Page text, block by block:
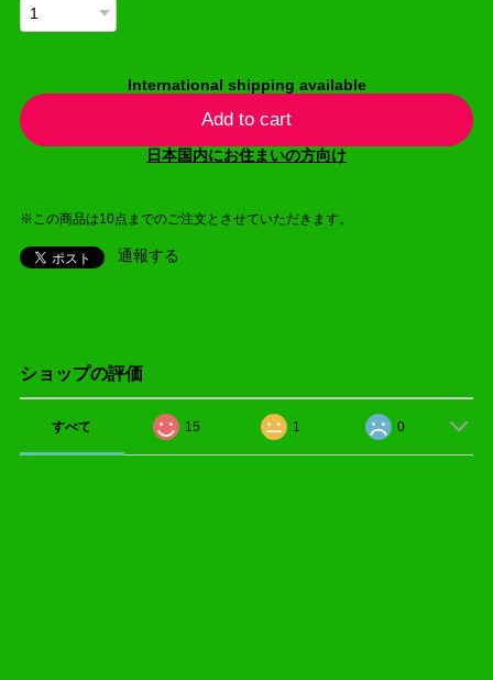
International shipping available
Add to cart
日本国内にお住まいの方向け
※この商品は10点までのご注文とさせていただきます。
通報する
ショップの評価
すべて 15 1 0